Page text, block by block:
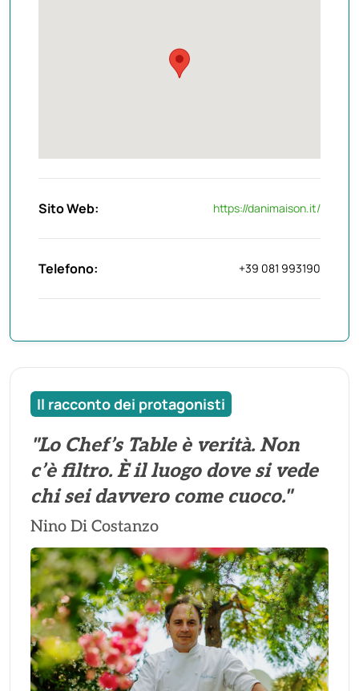
Sito Web: https://danimaison.it/
Telefono: +39 081 993190
Il racconto dei protagonisti
"Lo Chef’s Table è verità. Non
c’è filtro. È il luogo dove si vede
chi sei davvero come cuoco."
Nino Di Costanzo